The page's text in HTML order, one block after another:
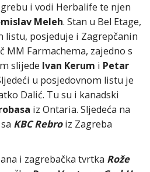
i vodi Herbalife te njen
Meleh. Stan u Bel Etage,
listu, posjeduje i Zagrepčanin
MM Farmachema, zajedno s
slijede Ivan Kerum i Petar
u posjedovnom listu je
Dalić. Tu su i kanadski
iz Ontaria. Sljedeća na
KBC Rebroiz Zagreba
i zagrebačka tvrtka Rože